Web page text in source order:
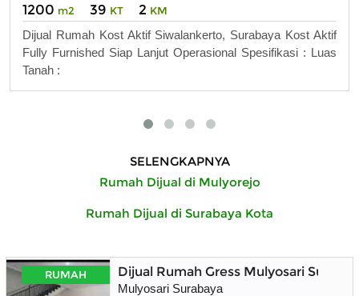
1200 m2 39 KT 2 KM
Dijual Rumah Kost Aktif Siwalankerto, Surabaya Kost Aktif
Fully Furnished Siap Lanjut Operasional Spesifikasi : Luas
Tanah :
SELENGKAPNYA
Rumah Dijual di Mulyorejo
Rumah Dijual di Surabaya Kota
RUMAH Dijual Rumah Gress Mulyosari
Mulyosari Surabaya